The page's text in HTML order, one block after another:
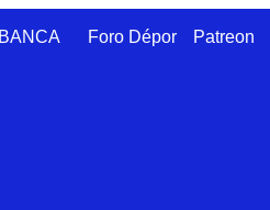
Foro Dépor Patreon